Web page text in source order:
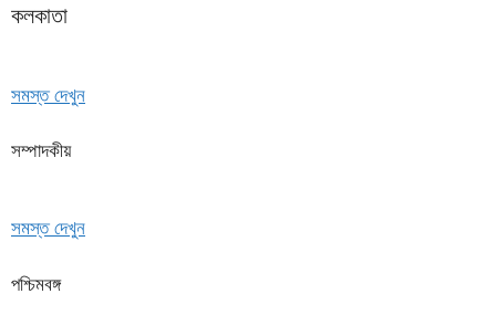
কলকাতা
সমস্ত দেখুন
সম্পাদকীয়
সমস্ত দেখুন
পশ্চিমবঙ্গ